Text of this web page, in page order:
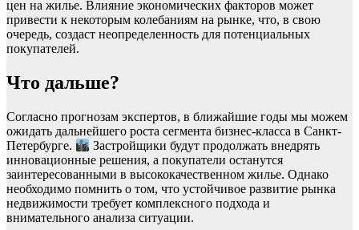
цен на жилье. Влияние экономических факторов может
привести к некоторым колебаниям на рынке, что, в свою
очередь, создаст неопределенность для потенциальных
покупателей.
Что дальше?
Согласно прогнозам экспертов, в ближайшие годы мы можем
ожидать дальнейшего роста сегмента бизнес-класса в Санкт-
Петербурге.
Застройщики будут продолжать внедрять
инновационные решения, а покупатели останутся
заинтересованными в высококачественном жилье. Однако
необходимо помнить о том, что устойчивое развитие рынка
недвижимости требует комплексного подхода и
внимательного анализа ситуации.